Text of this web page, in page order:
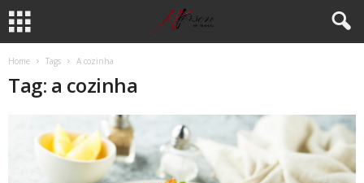
Home Tags A cozinha
Tag: a cozinha